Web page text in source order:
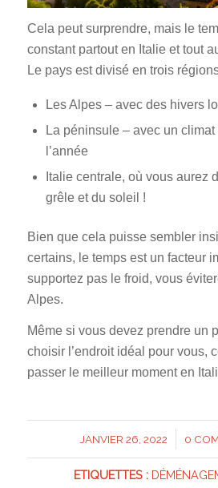
Cela peut surprendre, mais le
constant partout en Italie et tout
Le pays est divisé en trois
Les Alpes – avec des hivers
La péninsule – avec un
l’année
Italie centrale, où vous aurez
grêle et du soleil !
Bien que cela puisse sembler
certains, le temps est un facteur
supportez pas le froid, vous
Alpes.
Même si vous devez prendre un
choisir l’endroit idéal pour vous,
passer le meilleur moment en
JANVIER 26, 2022
/ 0
ETIQUETTES :